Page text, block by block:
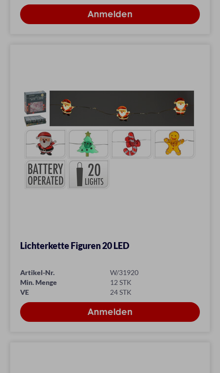
Lichterkette Figuren 20 LED
Artikel-Nr.
W/31920
Min. Menge
12 STK
VE
24 STK